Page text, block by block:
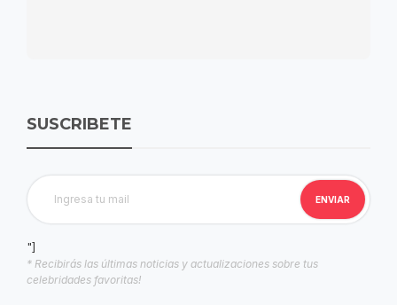
SUSCRIBETE
"]
* Recibirás las últimas noticias y actualizaciones sobre tus
celebridades favoritas!